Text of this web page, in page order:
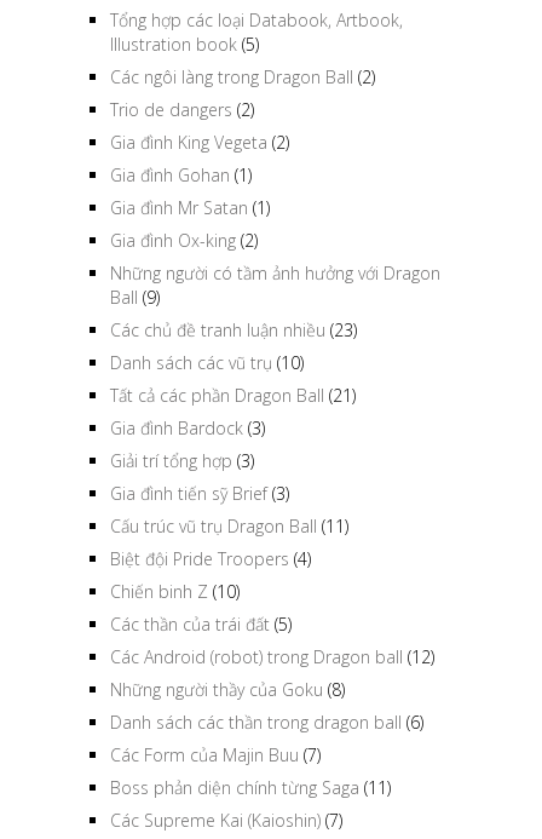
Tổng hợp các loại Databook, Artbook,
Illustration book (5)
Các ngôi làng trong Dragon Ball (2)
Trio de dangers (2)
Gia đình King Vegeta (2)
Gia đình Gohan (1)
Gia đình Mr Satan (1)
Gia đình Ox-king (2)
Những người có tầm ảnh hưởng với Dragon
Ball (9)
Các chủ đề tranh luận nhiều (23)
Danh sách các vũ trụ (10)
Tất cả các phần Dragon Ball (21)
Gia đình Bardock (3)
Giải trí tổng hợp (3)
Gia đình tiến sỹ Brief(3)
Cấu trúc vũ trụ Dragon Ball (11)
Biệt đội Pride Troopers (4)
Chiến binh Z (10)
Các thần của trái đất (5)
Các Android (robot) trong Dragon ball (12)
Những người thầy của Goku (8)
Danh sách các thần trong dragon ball (6)
Các Form của Majin Buu (7)
Boss phản diện chính từng Saga (11)
Các Supreme Kai (Kaioshin) (7)